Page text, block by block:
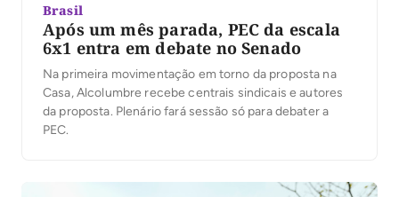
Brasil
Após um mês parada, PEC da escala
6x1 entra em debate no Senado
Na primeira movimentação em torno da proposta na
Casa, Alcolumbre recebe centrais sindicais e autores
da proposta. Plenário fará sessão só para debater a
PEC.